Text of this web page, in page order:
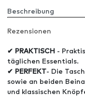
Beschreibung
Rezensionen
✔ PRAKTISCH -
täglichen Essentials.
✔ PERFEKT- Die
sowie an beiden
und klassischen